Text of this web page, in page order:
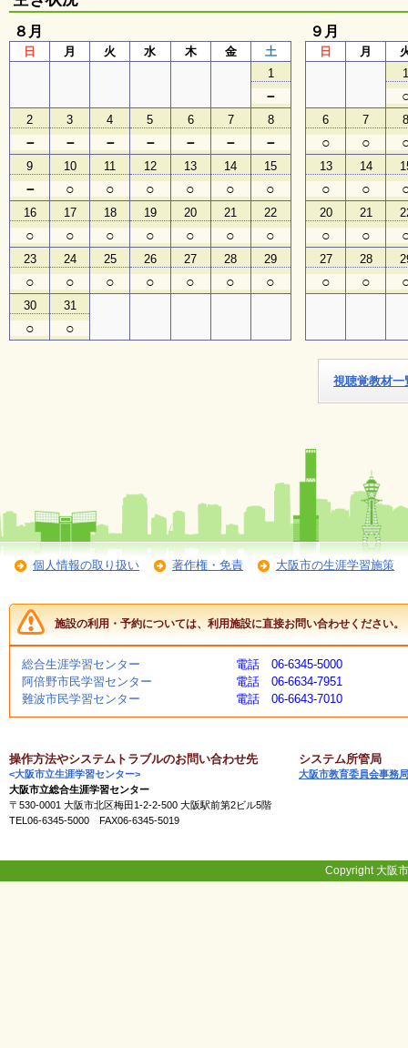
ン
ラ
イ
ン
ン
い
ち
ょ
う
並
木
子
ど
も
向
け
ガ
登
よ
く
あ
る
ご
質
講
師
・
ト
８月
日 月 火 水 木 金
土
1
－
2
－
3
－
4
－
5
－
6
－
7
－
8
－
9
－
10
○
11
○
12
○
13
○
14
○
15
○
16
○
17
○
18
○
19
○
20
○
21
○
22
○
23
○
24
○
25
○
26
○
27
○
28
○
29
○
30
○
31
○
９月
日 月
6
○
7
○
13
○
14
○
20
○
21
○
27
○
28
○
視聴覚教材一
個人情報の取り扱い 著作権・免責 大阪市の生涯学習施策
施設の利用・予約については、利用施設に直接お問い合わせください。
総合生涯学習センター
電話 06-6345-5000
阿倍野市民学習センター
電話 06-6634-7951
難波市民学習センター
電話 06-6643-7010
操作方法やシステムトラブルのお問い合わせ先
<大阪市立生涯学習センター>
大阪市立総合生涯学習センター
〒530-0001 大阪市北区梅田1-2-2-500 大阪駅前第2ビル5階
TEL06-6345-5000 FAX06-6345-5019
システム所管局
大阪市教育委員会事務局
Copyright 大阪